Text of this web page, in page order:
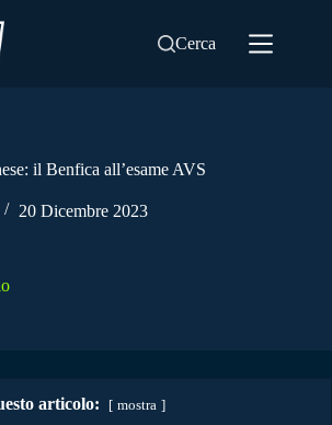
Cerca
il Benfica all’esame AVS
20 Dicembre 2023
articolo: mostra